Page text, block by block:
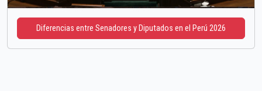
Diferencias entre Senadores y Diputados en el Perú 2026